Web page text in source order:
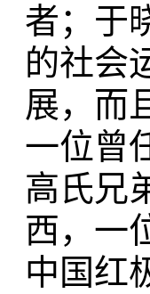
者；于
的社会
展，而
一位曾
高氏兄
西，一
中国红